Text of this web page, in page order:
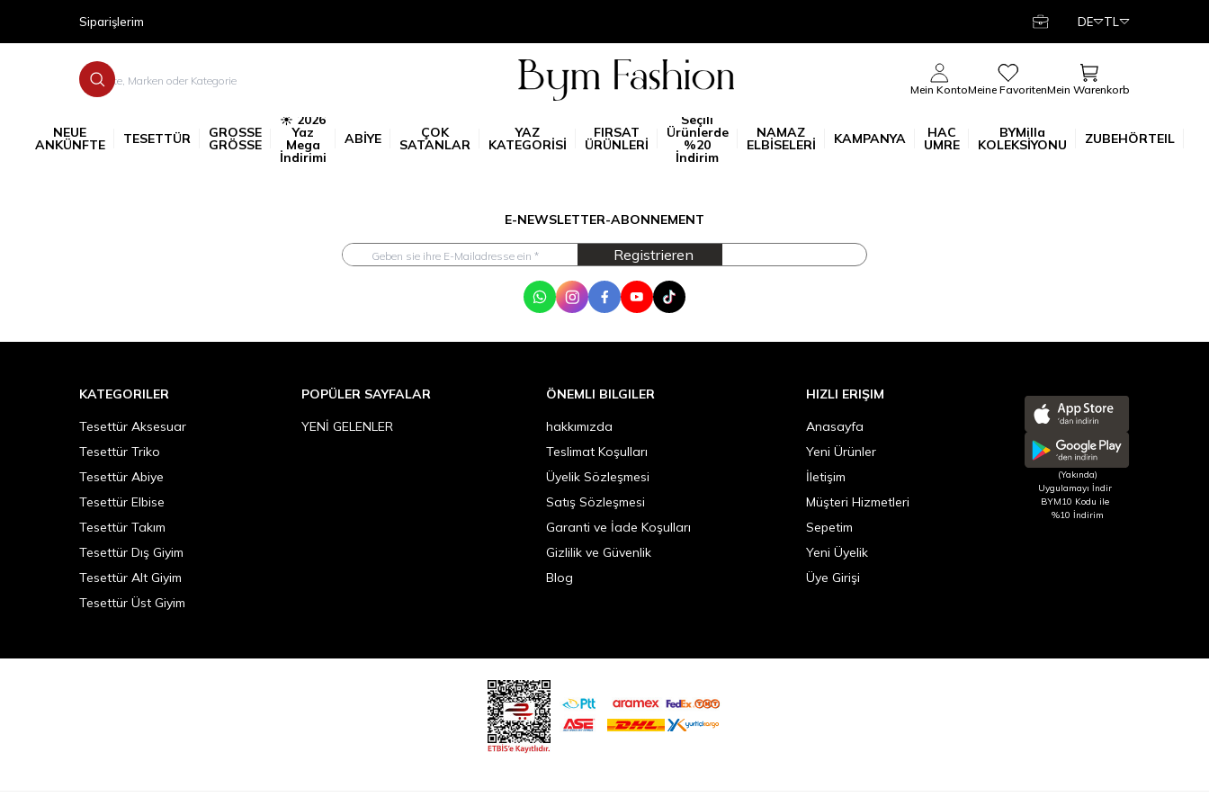
Siparişlerim DE TL
Mein KontoMeine FavoritenMein Warenkorb
NEUE
ANKÜNFTE TESETTÜR GROSSE
GRÖSSE
☀️ 2026
Yaz
Mega
İndirimi
ABİYE ÇOK
SATANLAR
YAZ
KATEGORİSİ
FIRSAT
ÜRÜNLERİ
Seçili
Ürünlerde
%20
İndirim
NAMAZ
ELBİSELERİ KAMPANYA HAC
UMRE
BYMilla
KOLEKSİYONU ZUBEHÖRTEIL
E-NEWSLETTER-ABONNEMENT
Registrieren
WhatsAppInstagramFacebookYoutubeTik Tok
KATEGORILER
Tesettür Aksesuar
Tesettür Triko
Tesettür Abiye
Tesettür Elbise
Tesettür Takım
Tesettür Dış Giyim
Tesettür Alt Giyim
Tesettür Üst Giyim
POPÜLER SAYFALAR
YENİ GELENLER
ÖNEMLI BILGILER
hakkımızda
Teslimat Koşulları
Üyelik Sözleşmesi
Satış Sözleşmesi
Garanti ve İade Koşulları
Gizlilik ve Güvenlik
Blog
HIZLI ERIŞIM
Anasayfa
Yeni Ürünler
İletişim
Müşteri Hizmetleri
Sepetim
Yeni Üyelik
Üye Girişi
(Yakında)
Uygulamayı İndir
BYM10 Kodu ile
%10 İndirim